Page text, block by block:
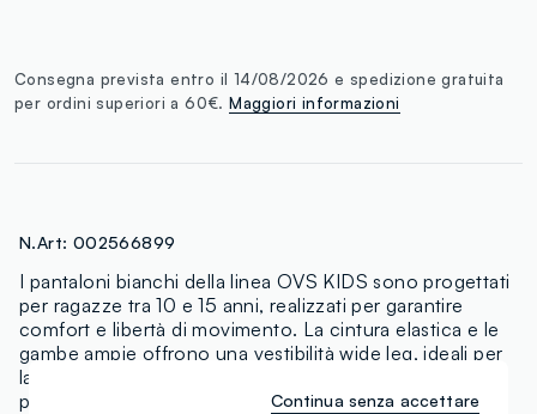
Consegna prevista entro il 14/08/2026 e spedizione gratuita
per ordini superiori a 60€.Maggiori informazioni
N.Art: 002566899
I pantaloni bianchi della linea OVS KIDS sono progettati
per ragazze tra 10 e 15 anni, realizzati per garantire
comfort e libertà di movimento. La cintura elastica e le
gambe ampie offrono una vestibilità wide leg, ideali per
la stagione primavera-estate e perfetti per le giornate
più calde.
Continua senza accettare